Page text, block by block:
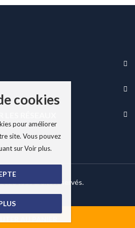
RÉSEAUX
tous droits réservés.
cookies
pour améliorer
site. Vous pouvez
sur Voir plus.